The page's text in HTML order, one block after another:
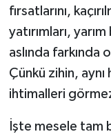
fırsatlarını,
yatırımları,
aslında farkında
Çünkü zihin,
ihtimalleri
İşte mesele tam
Sinemalar
Siyaset
Spor